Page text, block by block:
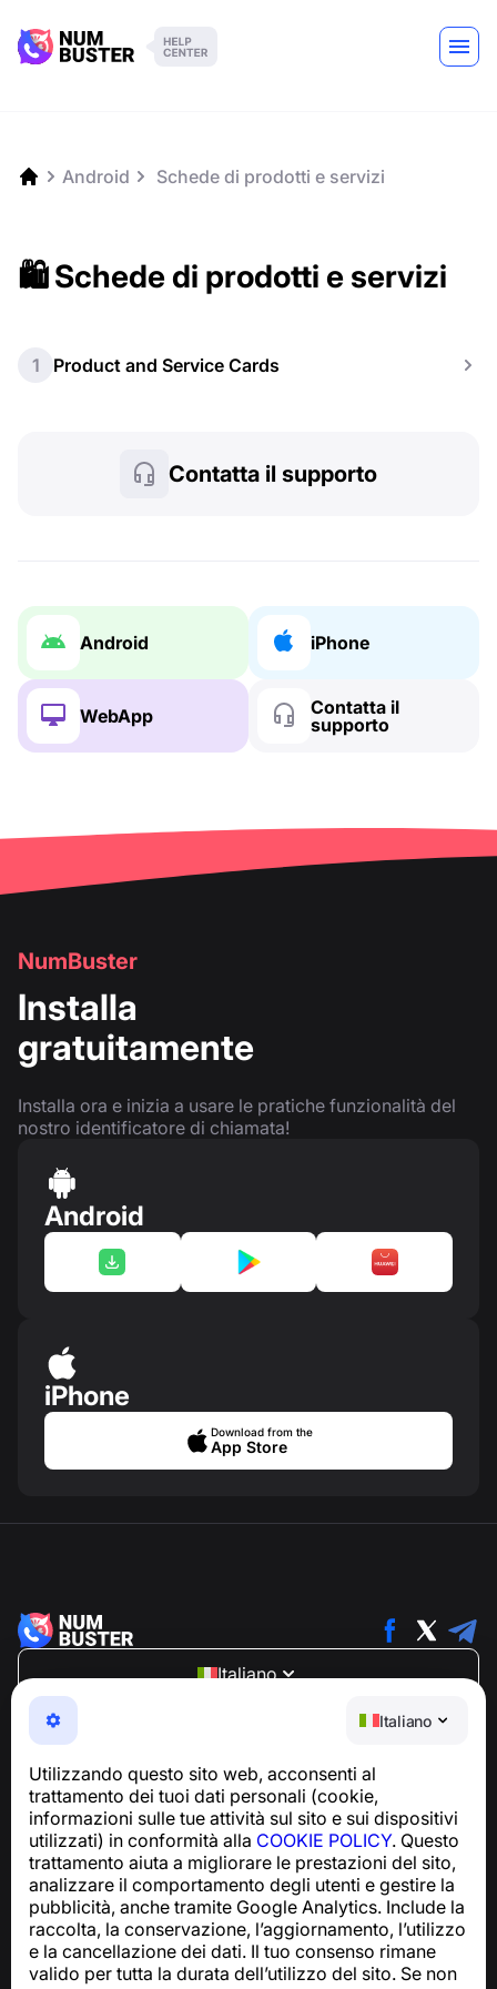
Italiano
Utilizzando questo sito web, acconsenti al
trattamento dei tuoi dati personali (cookie,
informazioni sulle tue attività sul sito e sui dispositivi
utilizzati) in conformità alla COOKIE POLICY. Questo
trattamento aiuta a migliorare le prestazioni del sito,
analizzare il comportamento degli utenti e gestire la
pubblicità, anche tramite Google Analytics. Include la
raccolta, la conservazione, l’aggiornamento, l’utilizzo
e la cancellazione dei dati. Il tuo consenso rimane
valido per tutta la durata dell’utilizzo del sito. Se non
Android ️ Schede di prodotti e servizi
🛍️ Schede di prodotti e servizi
1 Product and Service Cards
Contatta il supporto
Android iPhone
WebApp
Contatta il
supporto
NumBuster
Installa
gratuitamente
Installa ora e inizia a usare le pratiche funzionalità del
nostro identificatore di chiamata!
Android
iPhone
Download from the
App Store
Italiano
NumBuster © 2013—2026 ·
support@numbuster.com
Un'app facile da usare che ti protegge da truffe
Per richieste relative alla conformità al GDPR:
support@numbuster.com
Centro assistenza
Notizie e articoli
Informazioni sul progetto
Contatti